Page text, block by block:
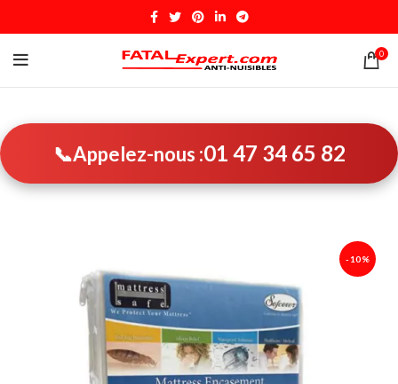
0
📞Appelez-nous :01 47 34 65 82
-10%